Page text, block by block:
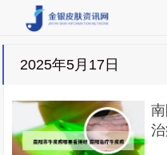
2025年5月17日